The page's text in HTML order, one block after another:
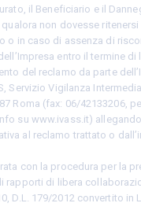
il Beneficiario e il
non dovesse
o in caso di assenza di
entro il termine di
del reclamo da parte
Servizio Vigilanza
Roma (fax: 06/42133206,
su www.ivass.it)
al reclamo trattato o
con la procedura per la
rapporti di libera
D.L. 179/2012 convertito in